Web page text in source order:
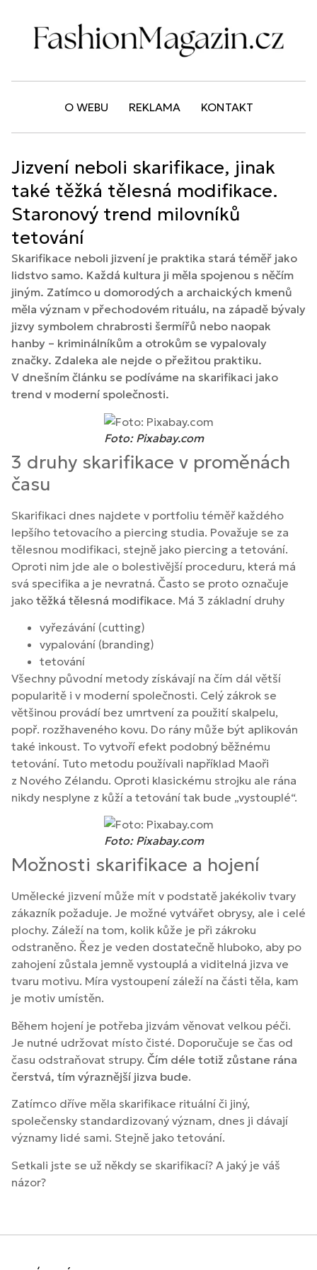
O WEBU REKLAMA KONTAKT
Jizvení neboli skarifikace, jinak
také těžká tělesná modifikace.
Staronový trend milovníků
tetování
Skarifikace neboli jizvení je praktika stará téměř jako
lidstvo samo. Každá kultura ji měla spojenou s něčím
jiným. Zatímco u domorodých a archaických kmenů
měla význam v přechodovém rituálu, na západě bývaly
jizvy symbolem chrabrosti šermířů nebo naopak
hanby – kriminálníkům a otrokům se vypalovaly
značky. Zdaleka ale nejde o přežitou praktiku.
V dnešním článku se podíváme na skarifikaci jako
trend v moderní společnosti.
Foto: Pixabay.com
3 druhy skarifikace v proměnách
času
Skarifikaci dnes najdete v portfoliu téměř každého
lepšího tetovacího a piercing studia. Považuje se za
tělesnou modifikaci, stejně jako piercing a tetování.
Oproti nim jde ale o bolestivější proceduru, která má
svá specifika a je nevratná. Často se proto označuje
jako těžká tělesná modifikace. Má 3 základní druhy
vyřezávání (cutting)
vypalování (branding)
tetování
Všechny původní metody získávají na čím dál větší
popularitě i v moderní společnosti. Celý zákrok se
většinou provádí bez umrtvení za použití skalpelu,
popř. rozžhaveného kovu. Do rány může být aplikován
také inkoust. To vytvoří efekt podobný běžnému
tetování. Tuto metodu používali například Maoři
z Nového Zélandu. Oproti klasickému strojku ale rána
nikdy nesplyne z kůží a tetování tak bude „vystouplé“.
Foto: Pixabay.com
Možnosti skarifikace a hojení
Umělecké jizvení může mít v podstatě jakékoliv tvary
zákazník požaduje. Je možné vytvářet obrysy, ale i celé
plochy. Záleží na tom, kolik kůže je při zákroku
odstraněno. Řez je veden dostatečně hluboko, aby po
zahojení zůstala jemně vystouplá a viditelná jizva ve
tvaru motivu. Míra vystoupení záleží na části těla, kam
je motiv umístěn.
Během hojení je potřeba jizvám věnovat velkou péči.
Je nutné udržovat místo čisté. Doporučuje se čas od
času odstraňovat strupy. Čím déle totiž zůstane rána
čerstvá, tím výraznější jizva bude.
Zatímco dříve měla skarifikace rituální či jiný,
společensky standardizovaný význam, dnes ji dávají
významy lidé sami. Stejně jako tetování.
Setkali jste se už někdy se skarifikací? A jaký je váš
názor?